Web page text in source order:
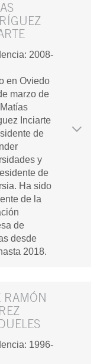
2008-
en Oviedo
marzo de
Inciarte
de
y
de
Ha sido
de la
de
desde
2018.
RAMÓN
1996-